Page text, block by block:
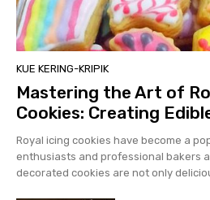
KUE KERING-KRIPIK
Mastering the Art of
Cookies: Creating
Royal icing cookies have become a
enthusiasts and professional bakers
decorated cookies are not only